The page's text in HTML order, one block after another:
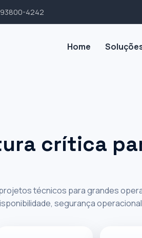
93800-4242
Home
crítica
técnicos para grandes
segurança